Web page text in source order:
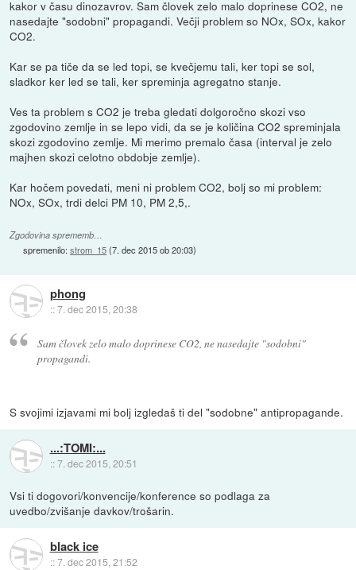
kakor v času dinozavrov. Sam človek zelo malo doprinese CO2, ne
nasedajte "sodobni" propagandi. Večji problem so NOx, SOx, kakor
CO2.
Kar se pa tiče da se led topi, se kvečjemu tali, ker topi se sol,
sladkor ker led se tali, ker spreminja agregatno stanje.
Ves ta problem s CO2 je treba gledati dolgoročno skozi vso
zgodovino zemlje in se lepo vidi, da se je količina CO2 spreminjala
skozi zgodovino zemlje. Mi merimo premalo časa (interval je zelo
majhen skozi celotno obdobje zemlje).
Kar hočem povedati, meni ni problem CO2, bolj so mi problem:
NOx, SOx, trdi delci PM 10, PM 2,5,.
Zgodovina sprememb…
spremenilo:strom_15(7. dec 2015 ob 20:03)
phong
::7. dec 2015, 20:38
Sam človek zelo malo doprinese CO2, ne nasedajte "sodobni"
propagandi.
S svojimi izjavami mi bolj izgledaš ti del "sodobne" antipropagande.
...:TOMI:...
::7. dec 2015, 20:51
Vsi ti dogovori/konvencije/konference so podlaga za
uvedbo/zvišanje davkov/trošarin.
black ice
::7. dec 2015, 21:52